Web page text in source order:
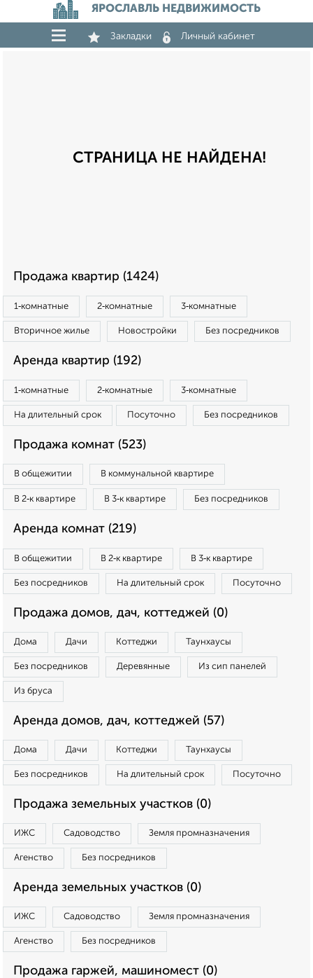
ЯРОСЛАВЛЬ НЕДВИЖИМОСТЬ
Закладки Личный кабинет
СТРАНИЦА НЕ НАЙДЕНА!
Продажа квартир (1424)
1‑комнатные 2‑комнатные 3‑комнатные
Вторичное жилье Новостройки Без посредников
Аренда квартир (192)
1‑комнатные 2‑комнатные 3‑комнатные
На длительный срок Посуточно Без посредников
Продажа комнат (523)
В общежитии В коммунальной квартире
В 2‑к квартире В 3‑к квартире Без посредников
Аренда комнат (219)
В общежитии В 2‑к квартире В 3‑к квартире
Без посредников На длительный срок Посуточно
Продажа домов, дач, коттеджей (0)
Дома Дачи Коттеджи Таунхаусы
Без посредников Деревянные Из сип панелей
Из бруса
Аренда домов, дач, коттеджей (57)
Дома Дачи Коттеджи Таунхаусы
Без посредников На длительный срок Посуточно
Продажа земельных участков (0)
ИЖС Садоводство Земля промназначения
Агенство Без посредников
Аренда земельных участков (0)
ИЖС Садоводство Земля промназначения
Агенство Без посредников
Продажа гаржей, машиномест (0)